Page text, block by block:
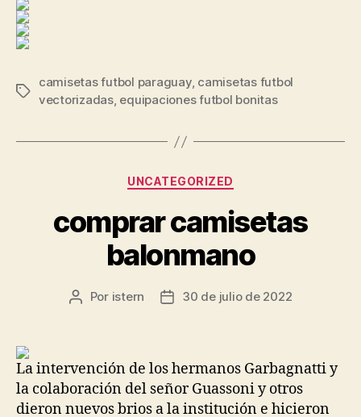
Etiquetas
camisetas futbol paraguay, camisetas futbol
vectorizadas, equipaciones futbol bonitas
Categorías
UNCATEGORIZED
comprar camisetas
balonmano
Autor
Por istern
Fecha30 de julio de 2022
La intervención de los hermanos Garbagnatti y
la colaboración del señor Guassoni y otros
dieron nuevos brios a la institución e hicieron